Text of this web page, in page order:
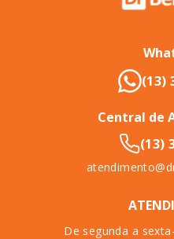
(13)
Central de
(13)
De segunda a